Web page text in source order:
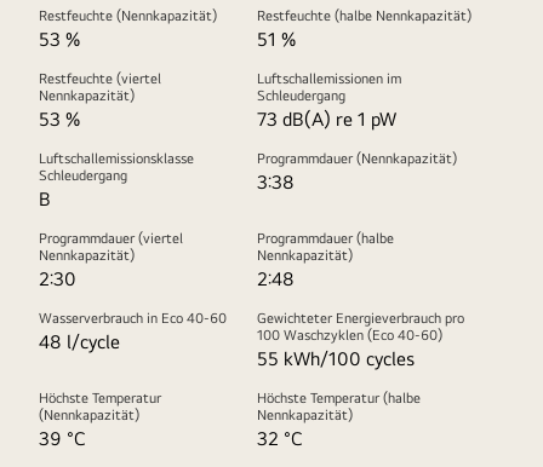
Restfeuchte (Nennkapazität)
53 %
Restfeuchte (halbe Nennkapazität)
51 %
Restfeuchte (viertel
Nennkapazität)
53 %
Luftschallemissionen im
Schleudergang
73 dB(A) re 1 pW
Luftschallemissionsklasse
Schleudergang
B
Programmdauer (Nennkapazität)
3:38
Programmdauer (viertel
Nennkapazität)
2:30
Programmdauer (halbe
Nennkapazität)
2:48
Wasserverbrauch in Eco 40-60
48 l/cycle
Gewichteter Energieverbrauch pro
100 Waschzyklen (Eco 40-60)
55 kWh/100 cycles
Höchste Temperatur
(Nennkapazität)
39 °C
Höchste Temperatur (halbe
Nennkapazität)
32 °C